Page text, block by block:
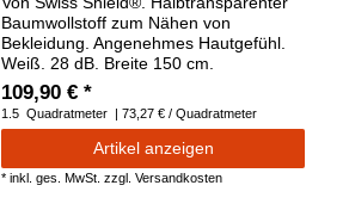
Baumwollstoff zum Nähen von
Bekleidung. Angenehmes Hautgefühl.
Weiß. 28 dB. Breite 150 cm.
109,90 € *
1.5 Quadratmeter | 73,27 € / Quadratmeter
Artikel anzeigen
*inkl. ges. MwSt. zzgl.Versandkosten